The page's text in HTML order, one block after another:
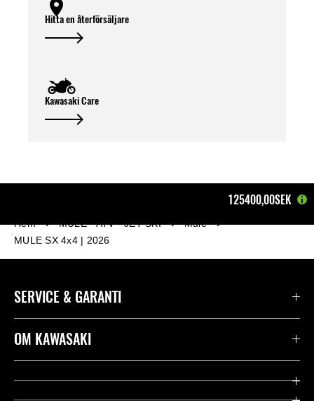
Hitta en återförsäljare
Kawasaki Care
125400,00SEK
Hem MULE - ATV - JET SKI
Mule
MULE SX 4x4 | 2026
SERVICE & GARANTI
Kontakta oss
OM KAWASAKI
Företag